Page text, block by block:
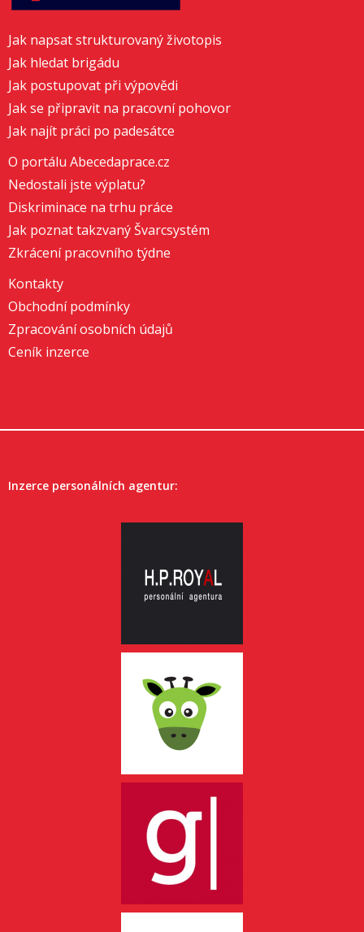
Jak napsat strukturovaný životopis
Jak hledat brigádu
Jak postupovat při výpovědi
Jak se připravit na pracovní pohovor
Jak najít práci po padesátce
O portálu Abecedaprace.cz
Nedostali jste výplatu?
Diskriminace na trhu práce
Jak poznat takzvaný Švarcsystém
Zkrácení pracovního týdne
Kontakty
Obchodní podmínky
Zpracování osobních údajů
Ceník inzerce
Inzerce personálních agentur: